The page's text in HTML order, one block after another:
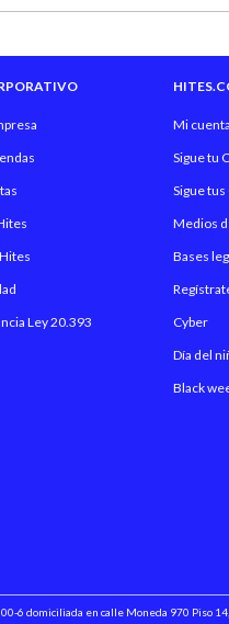
Ley 20.393
Mi cuenta
Sigue tu
Sigue tus
Medios
Bases
Cyber
Día del
Black
6 domiciliada en calle Moneda 970 Piso